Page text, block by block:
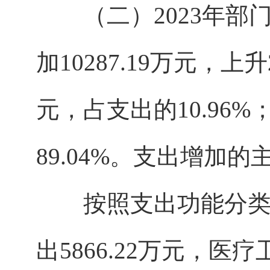
（二）2023年部门
加10287.19万元，上
元，占支出的10.96%
89.04%。支出增加的
按照支出功能分类
出5866.22万元，医疗